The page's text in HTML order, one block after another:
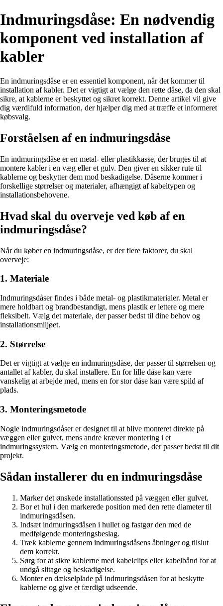
Indmuringsdåse: En nødvendig
komponent ved installation af
kabler
En indmuringsdåse er en essentiel komponent, når det kommer til
installation af kabler. Det er vigtigt at vælge den rette dåse, da den skal
sikre, at kablerne er beskyttet og sikret korrekt. Denne artikel vil give
dig værdifuld information, der hjælper dig med at træffe et informeret
købsvalg.
Forståelsen af en indmuringsdåse
En indmuringsdåse er en metal- eller plastikkasse, der bruges til at
montere kabler i en væg eller et gulv. Den giver en sikker rute til
kablerne og beskytter dem mod beskadigelse. Dåserne kommer i
forskellige størrelser og materialer, afhængigt af kabeltypen og
installationsbehovene.
Hvad skal du overveje ved køb af en
indmuringsdåse?
Når du køber en indmuringsdåse, er der flere faktorer, du skal
overveje:
1. Materiale
Indmuringsdåser findes i både metal- og plastikmaterialer. Metal er
mere holdbart og brandbestandigt, mens plastik er lettere og mere
fleksibelt. Vælg det materiale, der passer bedst til dine behov og
installationsmiljøet.
2. Størrelse
Det er vigtigt at vælge en indmuringsdåse, der passer til størrelsen og
antallet af kabler, du skal installere. En for lille dåse kan være
vanskelig at arbejde med, mens en for stor dåse kan være spild af
plads.
3. Monteringsmetode
Nogle indmuringsdåser er designet til at blive monteret direkte på
væggen eller gulvet, mens andre kræver montering i et
indmuringssystem. Vælg en monteringsmetode, der passer bedst til dit
projekt.
Sådan installerer du en indmuringsdåse
Marker det ønskede installationssted på væggen eller gulvet.
Bor et hul i den markerede position med den rette diameter til
indmuringsdåsen.
Indsæt indmuringsdåsen i hullet og fastgør den med de
medfølgende monteringsbeslag.
Træk kablerne gennem indmuringsdåsens åbninger og tilslut
dem korrekt.
Sørg for at sikre kablerne med kabelclips eller kabelbånd for at
undgå slitage og beskadigelse.
Monter en dækselplade på indmuringsdåsen for at beskytte
kablerne og give et færdigt udseende.